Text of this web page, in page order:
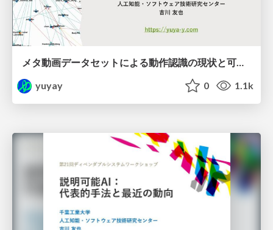
メタ動画データセットによる動作認識の現状と可能性
yuyay
0 1.1k